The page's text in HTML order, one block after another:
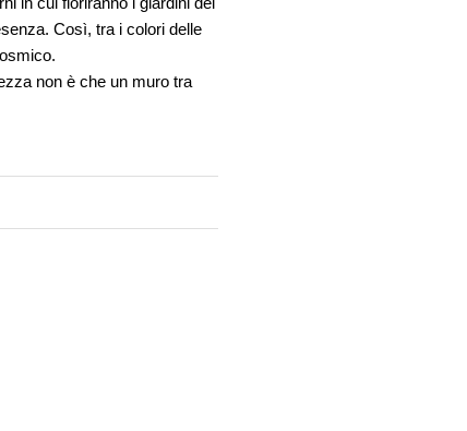
Così, tra i colori delle
non è che un muro tra